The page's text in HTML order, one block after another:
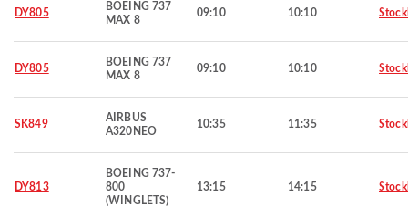
DY805
BOEING 737
MAX 8
09:10 10:10
DY805
BOEING 737
MAX 8
09:10 10:10
SK849
AIRBUS
A320NEO
10:35 11:35
DY813
BOEING 737-
800
(WINGLETS)
13:15 14:15